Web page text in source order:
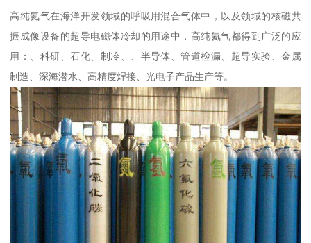
高纯氦气在海洋开发领域的呼吸用混合气体中，以及领域的核磁共
振成像设备的超导电磁体冷却的用途中，高纯氦气都得到广泛的应
用：、科研、石化、制冷、、半导体、管道检漏、超导实验、金属
制造、深海潜水、高精度焊接、光电子产品生产等。